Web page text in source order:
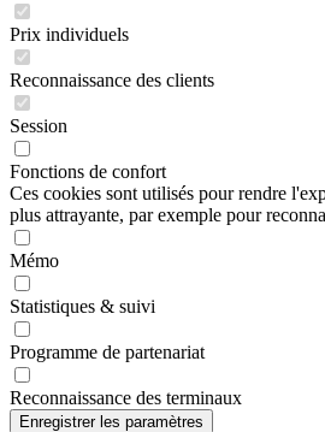
Prix individuels
Reconnaissance des clients
Session
Fonctions de confort
Ces cookies sont utilisés pour rendre
plus attrayante, par exemple pour
Mémo
Statistiques & suivi
Programme de partenariat
Reconnaissance des terminaux